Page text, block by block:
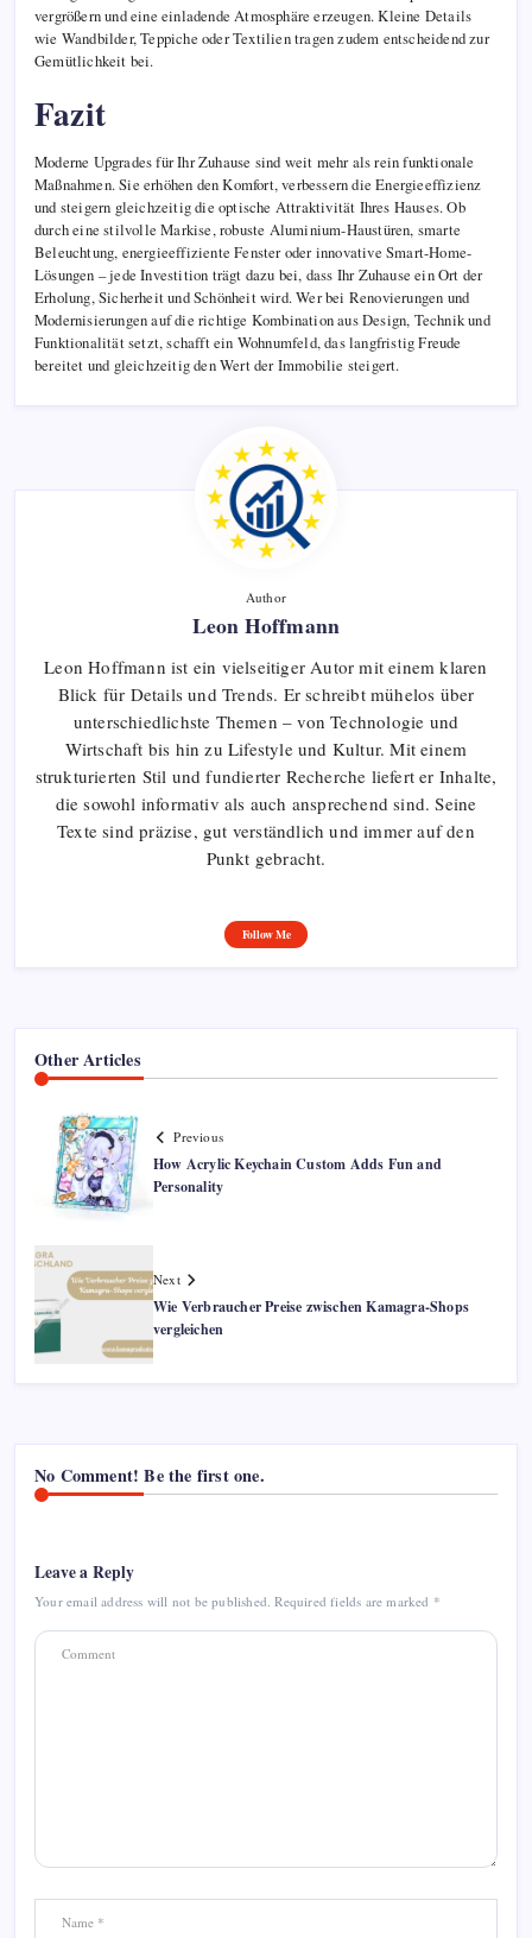
vergrößern und eine einladende Atmosphäre erzeugen. Kleine Details
wie Wandbilder, Teppiche oder Textilien tragen zudem entscheidend zur
Gemütlichkeit bei.
Fazit
Moderne Upgrades für Ihr Zuhause sind weit mehr als rein funktionale
Maßnahmen. Sie erhöhen den Komfort, verbessern die Energieeffizienz
und steigern gleichzeitig die optische Attraktivität Ihres Hauses. Ob
durch eine stilvolle Markise, robuste Aluminium-Haustüren, smarte
Beleuchtung, energieeffiziente Fenster oder innovative Smart-Home-
Lösungen – jede Investition trägt dazu bei, dass Ihr Zuhause ein Ort der
Erholung, Sicherheit und Schönheit wird. Wer bei Renovierungen und
Modernisierungen auf die richtige Kombination aus Design, Technik und
Funktionalität setzt, schafft ein Wohnumfeld, das langfristig Freude
bereitet und gleichzeitig den Wert der Immobilie steigert.
Author
Leon Hoffmann
Leon Hoffmann ist ein vielseitiger Autor mit einem klaren
Blick für Details und Trends. Er schreibt mühelos über
unterschiedlichste Themen – von Technologie und
Wirtschaft bis hin zu Lifestyle und Kultur. Mit einem
strukturierten Stil und fundierter Recherche liefert er Inhalte,
die sowohl informativ als auch ansprechend sind. Seine
Texte sind präzise, gut verständlich und immer auf den
Punkt gebracht.
Follow Me
Other Articles
Previous
How Acrylic Keychain Custom Adds Fun and
Personality
Next
Wie Verbraucher Preise zwischen Kamagra-Shops
vergleichen
No Comment! Be the first one.
Leave a Reply
Your email address will not be published. Required fields are marked *